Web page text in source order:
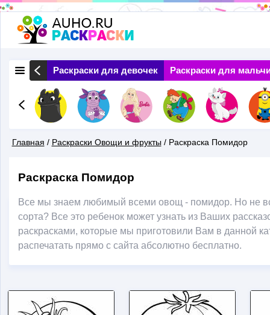
Перейти
к
основному
содержанию
Природа Раскраски для девочек Раскраски для
Здесь
Главная / Раскраски Овощи и фрукты / Раскраска Помидор
Раскраска Помидор
Все мы знаем любимый всеми овощ - помидор. Но не
сорта? Все это ребенок может узнать из Ваших
раскрасками, которые мы приготовили Вам в данной
распечатать прямо с сайта абсолютно бесплатно.